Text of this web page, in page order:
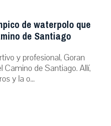
de waterpolo que
de Santiago
y profesional, Goran
Camino de Santiago. Allí,
y la o...